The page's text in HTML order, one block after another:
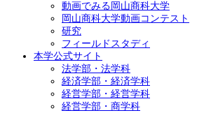
動画でみる岡山商科大学
岡山商科大学動画コンテスト
研究
フィールドスタディ
本学公式サイト
法学部・法学科
経済学部・経済学科
経営学部・経営学科
経営学部・商学科